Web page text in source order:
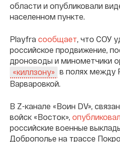
области и опубликовали
населенном пункте.
Playfra сообщает, что СОУ
российское продвижение,
дроноводы и минометчики
«киллзону» в полях между
Варваровкой.
В Z-канале «Воин DV»,
войск «Восток»,
российские военные
Доброполье на трассе